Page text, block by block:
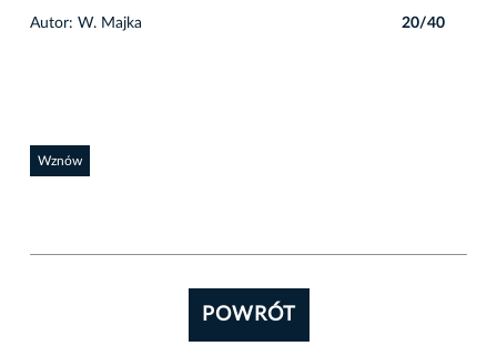
Autor: W. Majka 20/40
Wznów
POWRÓT